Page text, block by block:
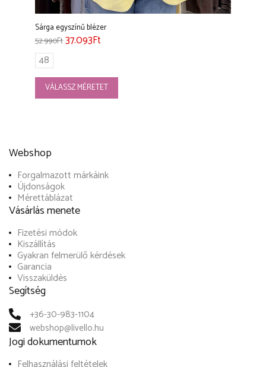
Sárga egyszínű blézer
52.990Ft37.093Ft
48
VÁLASSZ MÉRETET
Webshop
Forgalmazott márkáink
Újdonságok
Mérettáblázat
Vásárlás menete
Fizetési módok
Kiszállítás
Gyakran felmerülő kérdések
Garancia
Visszaküldés
Segítség
+36-30-983-1104
webshop@livello.hu
Jogi dokumentumok